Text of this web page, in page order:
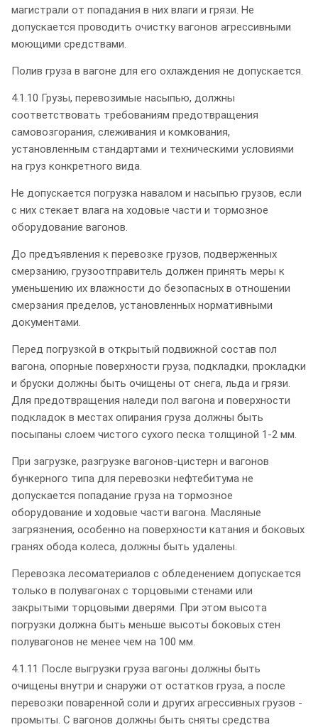
магистрали от попадания в них влаги и грязи. Не
допускается проводить очистку вагонов агрессивными
моющими средствами.
Полив груза в вагоне для его охлаждения не допускается.
4.1.10 Грузы, перевозимые насыпью, должны
соответствовать требованиям предотвращения
самовозгорания, слеживания и комкования,
установленным стандартами и техническими условиями
на груз конкретного вида.
Не допускается погрузка навалом и насыпью грузов, если
с них стекает влага на ходовые части и тормозное
оборудование вагонов.
До предъявления к перевозке грузов, подверженных
смерзанию, грузоотправитель должен принять меры к
уменьшению их влажности до безопасных в отношении
смерзания пределов, установленных нормативными
документами.
Перед погрузкой в открытый подвижной состав пол
вагона, опорные поверхности груза, подкладки, прокладки
и бруски должны быть очищены от снега, льда и грязи.
Для предотвращения наледи пол вагона и поверхности
подкладок в местах опирания груза должны быть
посыпаны слоем чистого сухого песка толщиной 1-2 мм.
При загрузке, разгрузке вагонов-цистерн и вагонов
бункерного типа для перевозки нефтебитума не
допускается попадание груза на тормозное
оборудование и ходовые части вагона. Масляные
загрязнения, особенно на поверхности катания и боковых
гранях обода колеса, должны быть удалены.
Перевозка лесоматериалов с обледенением допускается
только в полувагонах с торцовыми стенами или
закрытыми торцовыми дверями. При этом высота
погрузки должна быть меньше высоты боковых стен
полувагонов не менее чем на 100 мм.
4.1.11 После выгрузки груза вагоны должны быть
очищены внутри и снаружи от остатков груза, а после
перевозки поваренной соли и других агрессивных грузов -
промыты. С вагонов должны быть сняты средства